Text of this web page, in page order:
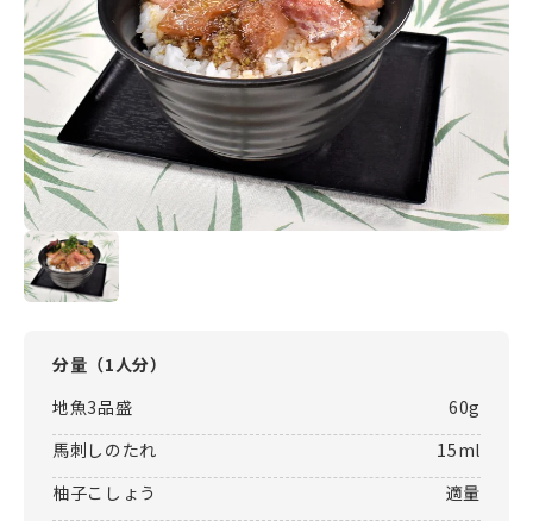
分量（1人分）
地魚3品盛
60g
馬刺しのたれ
15ml
柚子こしょう
適量